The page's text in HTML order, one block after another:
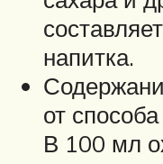
напитка.
от
В 100 мл